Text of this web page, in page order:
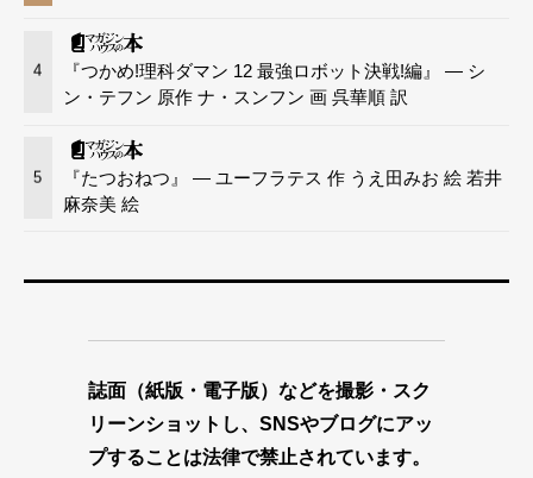
4
『つかめ!理科ダマン 12 最強ロボット決戦!編』 — シ
ン・テフン 原作 ナ・スンフン 画 呉華順 訳
5
『たつおねつ』 — ユーフラテス 作 うえ田みお 絵 若井
麻奈美 絵
誌面（紙版・電子版）などを撮影・スク
リーンショットし、SNSやブログにアッ
プすることは法律で禁止されています。